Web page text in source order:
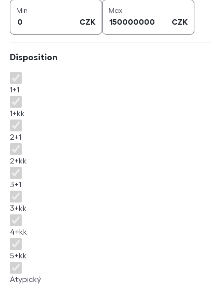
Min
CZK
Maxprice (
CZK
Disposition
Disposition
1+1
1+kk
2+1
2+kk
3+1
3+kk
4+kk
5+kk
Atypický